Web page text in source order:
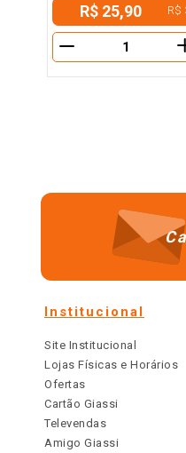
R$ 25,90
R$
Institucional
Site Institucional
Lojas Físicas e Horários
Ofertas
Cartão Giassi
Televendas
Amigo Giassi